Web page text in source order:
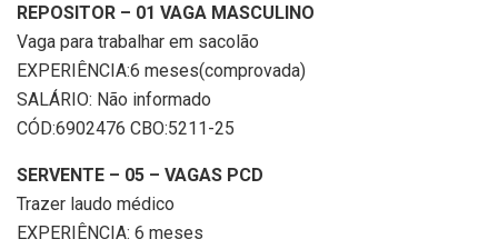
REPOSITOR – 01 VAGA MASCULINO
Vaga para trabalhar em sacolão
EXPERIÊNCIA:6 meses(comprovada)
SALÁRIO: Não informado
CÓD:6902476 CBO:5211-25
SERVENTE – 05 – VAGAS PCD
Trazer laudo médico
EXPERIÊNCIA: 6 meses